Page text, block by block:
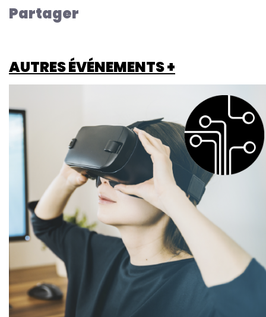
Partager
AUTRES ÉVÉNEMENTS +